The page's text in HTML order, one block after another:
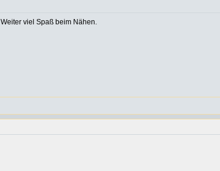
Weiter viel Spaß beim Nähen.